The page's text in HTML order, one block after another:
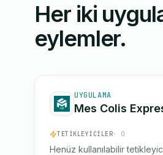
Her iki
eylemler.
UYGULAMA
Mes Colis
TETIKLEYICILER· 0
Henüz kullanılabilir